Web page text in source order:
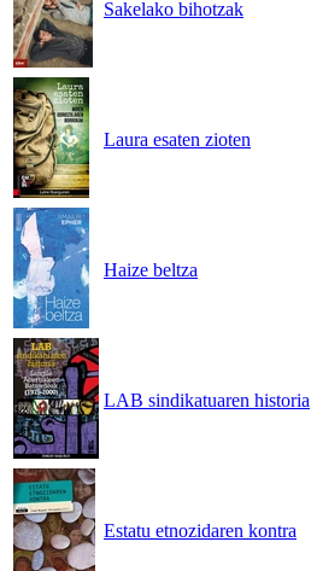
Sakelako bihotzak
Laura esaten zioten
Haize beltza
LAB sindikatuaren historia
Estatu etnozidaren kontra